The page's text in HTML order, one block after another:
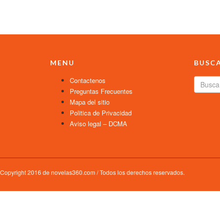
MENU
Contactenos
Preguntas Frecuentes
Mapa del sitio
Politica de Privacidad
Aviso legal – DCMA
Copyright 2016 de novelas360.com / Todos los derechos reservados.